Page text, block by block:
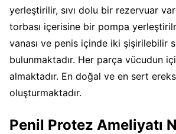
yerleştirilir, sıvı dolu bir rezervuar
torbası içerisine bir pompa
vanası ve penis içinde iki şişirilebilir
bulunmaktadır. Her parça vücudun
almaktadır. En doğal ve en sert
oluşturmaktadır.
Penil Protez Ameliyatı